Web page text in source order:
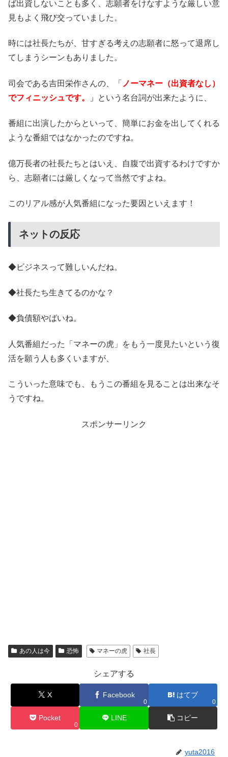
ば出資しないことも多く、志願者をけなすような厳しい意
見もよく飛び交っていました。
時には社長たちが、甘すぎる考えの志願者に怒って退席し
てしまうシーンもありました。
司会である吉田栄作さんの、「 ノーマネー（出資者なし）
でフィニッシュです。
」 という名台詞が出来たように、
番組に出演したからといって、簡単にお金を出してくれる
ような番組ではなかったのですね。
億万長者の社長たちとはいえ、自腹で出資するわけですか
ら、志願者には厳しくなって当然ですよね。
このリアル感が人気番組になった要因といえます！
ネットの反応
◆ビジネスって難しいんだね。
◆社長たち生きてるのかな？
◆負債額やばいね。
人気番組だった「マネーの虎」をもう一度見たいという復
活を願う人も多くいますが、
こういった意味でも、もうこの番組を見ることは出来なそ
うですね。
スポンサーリンク
あの人は今 恐怖 マネーの虎 社長
シェアする
X Facebook
0
はてブ
0
Pocket
0
LINE コピー
yuta2016